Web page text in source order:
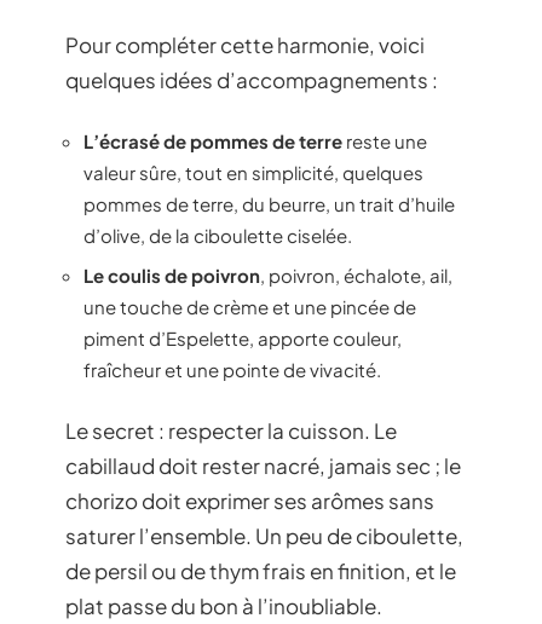
Pour compléter cette harmonie, voici
quelques idées d’accompagnements :
L’écrasé de pommes de terre reste une
valeur sûre, tout en simplicité, quelques
pommes de terre, du beurre, un trait d’huile
d’olive, de la ciboulette ciselée.
Le coulis de poivron, poivron, échalote, ail,
une touche de crème et une pincée de
piment d’Espelette, apporte couleur,
fraîcheur et une pointe de vivacité.
Le secret : respecter la cuisson. Le
cabillaud doit rester nacré, jamais sec ; le
chorizo doit exprimer ses arômes sans
saturer l’ensemble. Un peu de ciboulette,
de persil ou de thym frais en finition, et le
plat passe du bon à l’inoubliable.